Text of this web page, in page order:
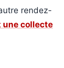
rendez-
une collecte